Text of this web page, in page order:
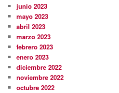
junio 2023
mayo 2023
abril 2023
marzo 2023
febrero 2023
enero 2023
diciembre 2022
noviembre 2022
octubre 2022